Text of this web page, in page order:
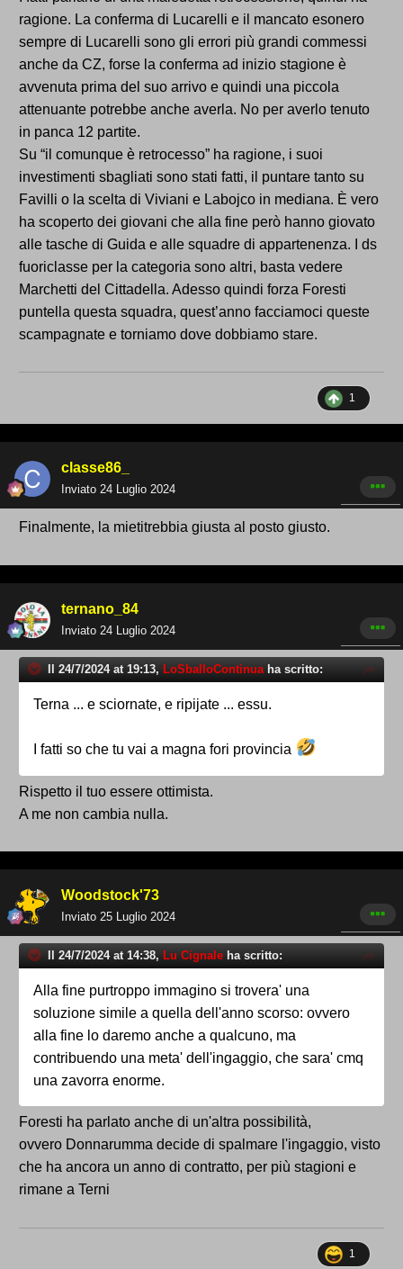
ragione. La conferma di Lucarelli e il mancato esonero
sempre di Lucarelli sono gli errori più grandi commessi
anche da CZ, forse la conferma ad inizio stagione è
avvenuta prima del suo arrivo e quindi una piccola
attenuante potrebbe anche averla. No per averlo tenuto
in panca 12 partite.
Su “il comunque è retrocesso” ha ragione, i suoi
investimenti sbagliati sono stati fatti, il puntare tanto su
Favilli o la scelta di Viviani e Labojco in mediana. È vero
ha scoperto dei giovani che alla fine però hanno giovato
alle tasche di Guida e alle squadre di appartenenza. I ds
fuoriclasse per la categoria sono altri, basta vedere
Marchetti del Cittadella. Adesso quindi forza Foresti
puntella questa squadra, quest’anno facciamoci queste
scampagnate e torniamo dove dobbiamo stare.
1
classe86_
Inviato 24 Luglio 2024
Finalmente, la mietitrebbia giusta al posto giusto.
ternano_84
Inviato 24 Luglio 2024
Il 24/7/2024 at 19:13, LoSballoContinuaha scritto:
Terna ... e sciornate, e ripijate ... essu.
I fatti so che tu vai a magna fori provincia
Rispetto il tuo essere ottimista.
A me non cambia nulla.
Woodstock'73
Inviato 25 Luglio 2024
Il 24/7/2024 at 14:38, Lu Cignale ha scritto:
Alla fine purtroppo immagino si trovera' una
soluzione simile a quella dell'anno scorso: ovvero
alla fine lo daremo anche a qualcuno, ma
contribuendo una meta' dell'ingaggio, che sara' cmq
una zavorra enorme.
Foresti ha parlato anche di un'altra possibilità,
ovvero Donnarumma decide di spalmare l'ingaggio, visto
che ha ancora un anno di contratto, per più stagioni e
rimane a Terni
1